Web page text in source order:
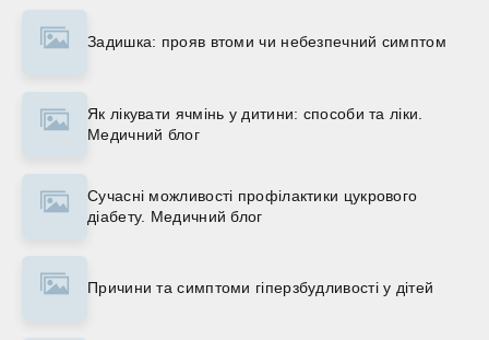
Задишка: прояв втоми чи небезпечний симптом
Як лікувати ячмінь у дитини: способи та ліки.
Медичний блог
Сучасні можливості профілактики цукрового
діабету. Медичний блог
Причини та симптоми гіперзбудливості у дітей